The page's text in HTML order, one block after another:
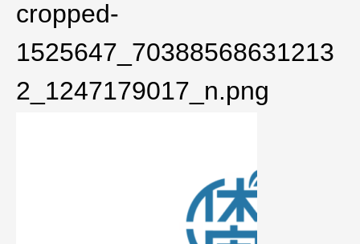
cropped-
1525647_70388568631213
2_1247179017_n.png